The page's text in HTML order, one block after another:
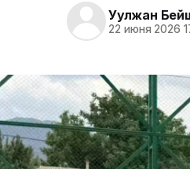
Уулжан
22 июня 2026